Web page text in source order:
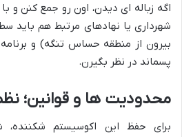
اگه زباله ای دیدن، اون رو جمع کنن و
شهرداری یا نهادهای مرتبط هم باید
بیرون از منطقه حساس تنگه) و
پسماند در نظر بگیرن.
محدودیت ها و قوانین؛
برای حفظ این اکوسیستم